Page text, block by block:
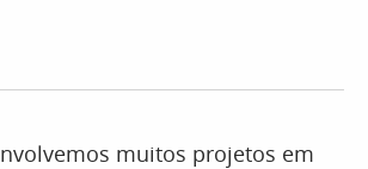
muitos projetos em